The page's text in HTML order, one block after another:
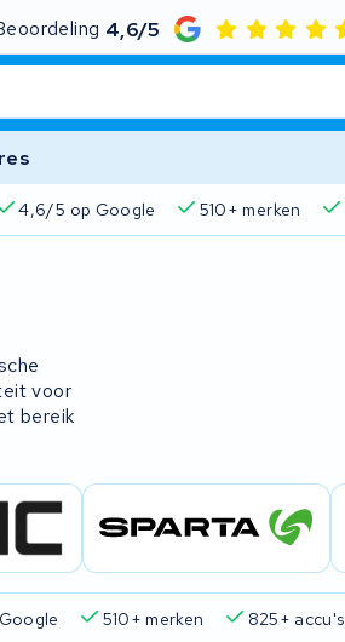
4,6/5
4,6/5 op Google 510+ merken
voor
bereik
510+ merken 825+ accu's